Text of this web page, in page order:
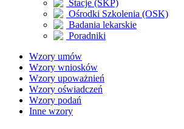
Stacje (SKP)
Ośrodki Szkolenia (OSK)
Badania lekarskie
Poradniki
Wzory umów
Wzory wniosków
Wzory upoważnień
Wzory oświadczeń
Wzory podań
Inne wzory